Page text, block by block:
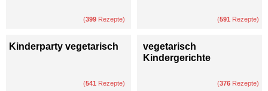
(399 Rezepte) (591 Rezepte)
Kinderparty vegetarisch
(541 Rezepte)
vegetarisch
Kindergerichte
(376 Rezepte)